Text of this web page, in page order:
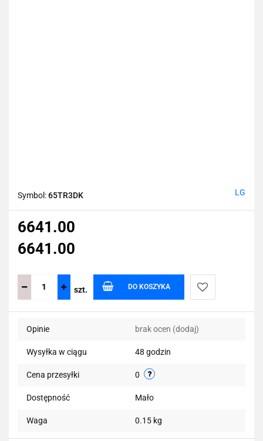
Symbol:65TR3DK LG
6641.00
6641.00
szt. DO KOSZYKA
Do
Opinie brak ocen (dodaj)
Wysyłka w ciągu 48 godzin
Cena przesyłki 0
Dostępność Mało
Waga 0.15 kg